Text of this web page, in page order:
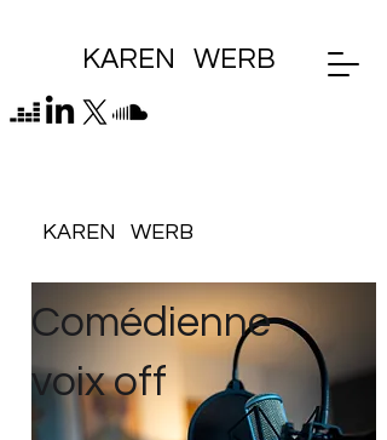
KAREN WERB
KAREN WERB
Comédienne
voix off